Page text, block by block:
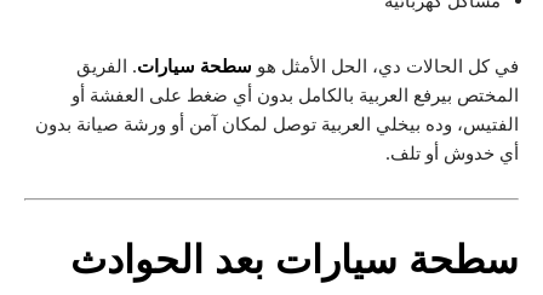
في كل الحالات دي، الحل الأمثل هو سطحة سيارات. الفريق
المختص بيرفع العربية بالكامل بدون أي ضغط على العفشة أو
الفتيس، وده بيخلي العربية توصل لمكان آمن أو ورشة صيانة بدون
أي خدوش أو تلف.
سطحة سيارات بعد الحوادث